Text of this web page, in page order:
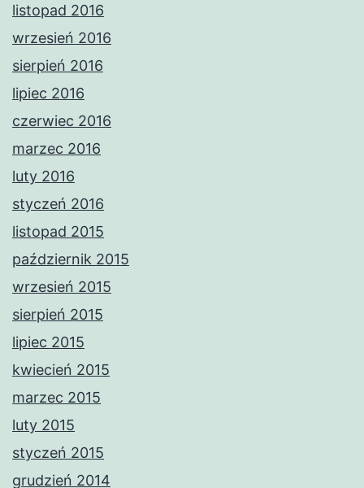
listopad 2016
wrzesień 2016
sierpień 2016
lipiec 2016
czerwiec 2016
marzec 2016
luty 2016
styczeń 2016
listopad 2015
październik 2015
wrzesień 2015
sierpień 2015
lipiec 2015
kwiecień 2015
marzec 2015
luty 2015
styczeń 2015
grudzień 2014